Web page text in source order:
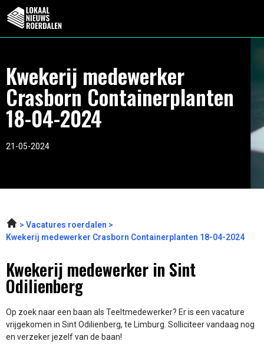
Kwekerij medewerker
Crasborn Containerplanten
18-04-2024
21-05-2024
Vacatures roerdalen
Kwekerij medewerker Crasborn Containerplanten 18-04-2024
Kwekerij medewerker in Sint
Odilienberg
Op zoek naar een baan als Teeltmedewerker? Er is een vacature
vrijgekomen in Sint Odilienberg, te Limburg. Solliciteer vandaag nog
en verzeker jezelf van de baan!